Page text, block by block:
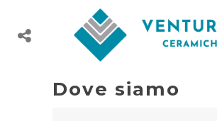
Dove siamo